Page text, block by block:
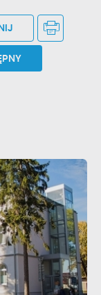
Ci naszych
oraz
witryny
się na
te działają w
treści w